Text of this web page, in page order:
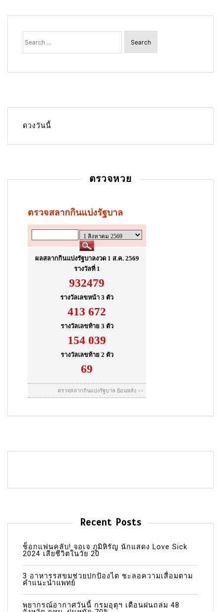
Search
for:
ดวงวันนี้
ตรวจหวย
Recent Posts
ช็อกแฟนคลับ! จอเจ ภูมิหิรัญ นักแสดง Love Sick
2024 เสียชีวิตในวัย 20
3 อาหารรสขมช่วยปกป้องไต ชะลอความเสื่อมตาม
คำแนะนำแพทย์
พยากรณ์อากาศวันนี้ กรมอุตุฯ เตือนฝนถล่ม 48